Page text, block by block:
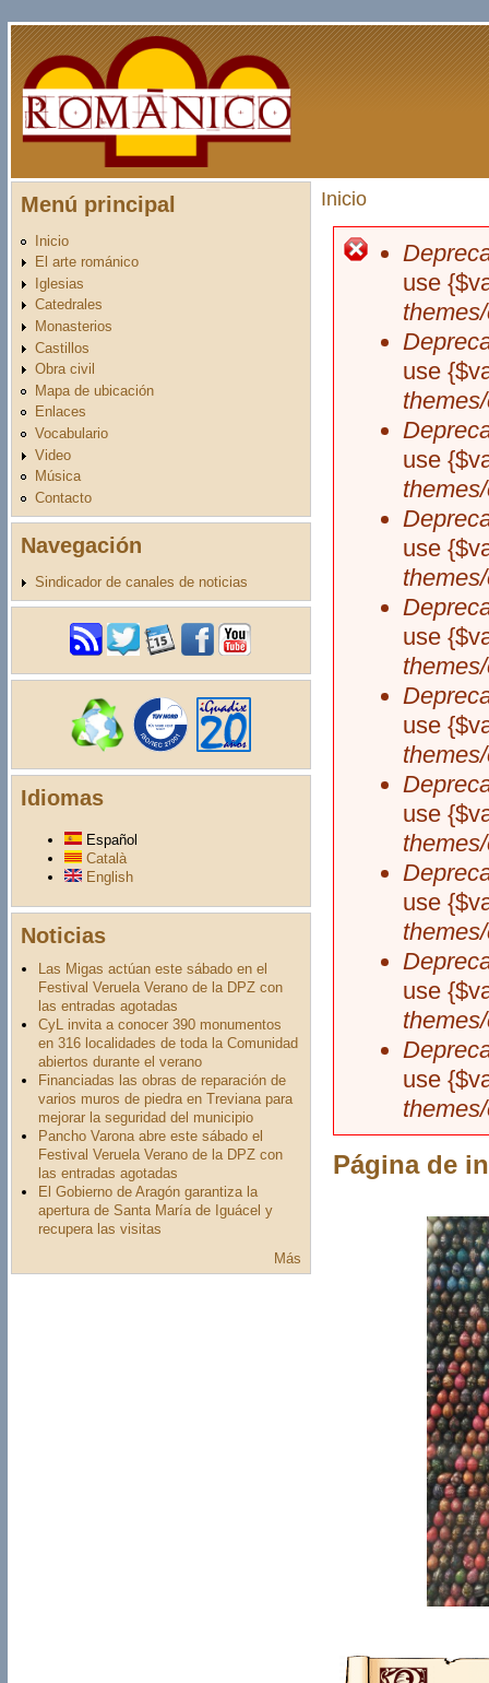
Pasar al contenido principal
Menú principal
Inicio
El arte románico
Iglesias
Catedrales
Monasterios
Castillos
Obra civil
Mapa de ubicación
Enlaces
Vocabulario
Video
Música
Contacto
Navegación
Sindicador de canales de noticias
Idiomas
Español
Català
English
Noticias
Las Migas actúan este sábado en el
Festival Veruela Verano de la DPZ con
las entradas agotadas
CyL invita a conocer 390 monumentos
en 316 localidades de toda la Comunidad
abiertos durante el verano
Financiadas las obras de reparación de
varios muros de piedra en Treviana para
mejorar la seguridad del municipio
Pancho Varona abre este sábado el
Festival Veruela Verano de la DPZ con
las entradas agotadas
El Gobierno de Aragón garantiza la
apertura de Santa María de Iguácel y
recupera las visitas
Más
Usted está aquí
Inicio
Mensaje
use
use
use
use
use
use
use
use
use
use
Página de